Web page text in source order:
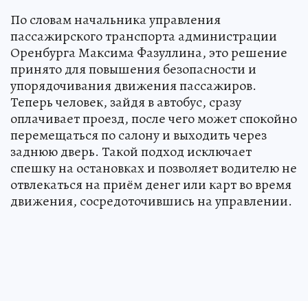
По словам начальника управления
пассажирского транспорта администрации
Оренбурга Максима Фазуллина, это решение
принято для повышения безопасности и
упорядочивания движения пассажиров.
Теперь человек, зайдя в автобус, сразу
оплачивает проезд, после чего может спокойно
перемещаться по салону и выходить через
заднюю дверь. Такой подход исключает
спешку на остановках и позволяет водителю не
отвлекаться на приём денег или карт во время
движения, сосредоточившись на управлении.